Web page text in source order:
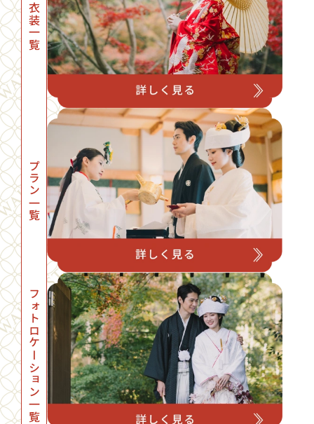
衣装一覧
プラン一覧
フォトロケーション一覧